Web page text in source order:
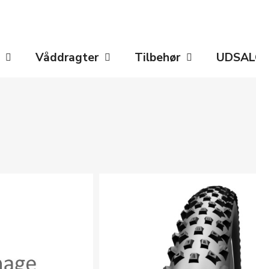
Våddragter Tilbehør